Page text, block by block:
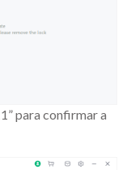
para confirmar a